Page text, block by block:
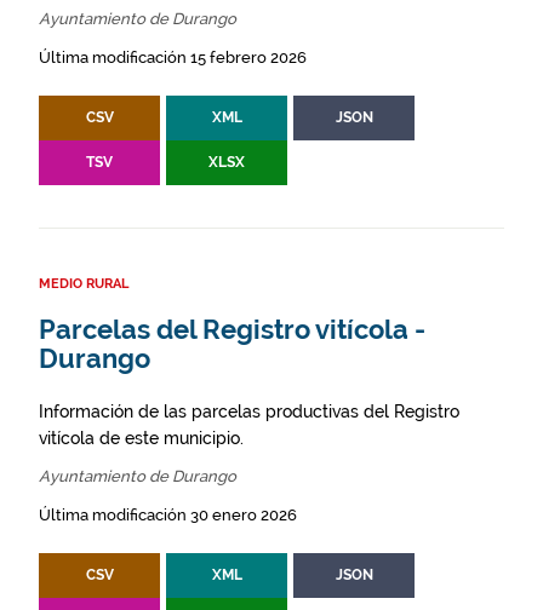
Ayuntamiento de Durango
Última modificación 15 febrero 2026
CSV XML JSON
TSV XLSX
MEDIO RURAL
Parcelas del Registro vitícola -
Durango
Información de las parcelas productivas del Registro
vitícola de este municipio.
Ayuntamiento de Durango
Última modificación 30 enero 2026
CSV XML JSON